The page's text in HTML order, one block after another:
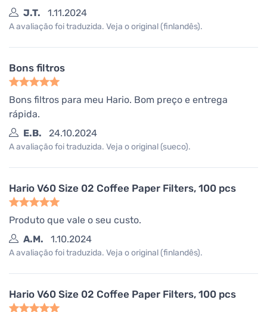
J.T.
1.11.2024
A avaliação foi traduzida. Veja o original (finlandês).
Bons filtros
Bons filtros para meu Hario. Bom preço e entrega
rápida.
E.B.
24.10.2024
A avaliação foi traduzida. Veja o original (sueco).
Hario V60 Size 02 Coffee Paper Filters, 100 pcs
Produto que vale o seu custo.
A.M.
1.10.2024
A avaliação foi traduzida. Veja o original (finlandês).
Hario V60 Size 02 Coffee Paper Filters, 100 pcs